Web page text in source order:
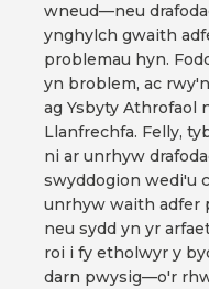
wneud—neu
ynghylch gwaith
problemau hyn.
yn broblem, ac
ag Ysbyty Athrofaol
Llanfrechfa. Felly,
ni ar unrhyw
swyddogion wedi'u
unrhyw waith adfer
neu sydd yn yr
roi i fy etholwyr y
darn pwysig—o'r